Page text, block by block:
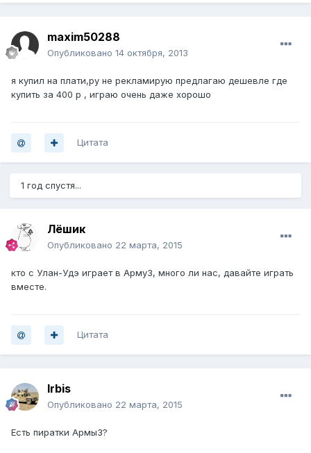
maxim50288
Опубликовано 14 октября, 2013
я купил на плати,ру не рекламирую предлагаю дешевле где
купить за 400 р , играю очень даже хорошо
Цитата
1 год спустя...
Лёшик
Опубликовано 22 марта, 2015
кто с Улан-Удэ играет в Арму3, много ли нас, давайте играть
вместе.
Цитата
Irbis
Опубликовано 22 марта, 2015
Есть пиратки Армы3?